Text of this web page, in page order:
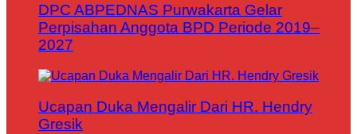
DPC ABPEDNAS Purwakarta Gelar
Perpisahan Anggota BPD Periode 2019–
2027
Ucapan Duka Mengalir Dari HR. Hendry
Gresik